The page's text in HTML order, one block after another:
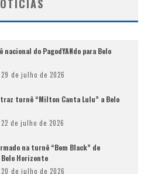
do PagodYANdo para Belo
29 de julho de 2026
turnê “Milton Canta Lulu” a Belo
22 de julho de 2026
na turnê “Bem Black” de
Horizonte
20 de julho de 2026